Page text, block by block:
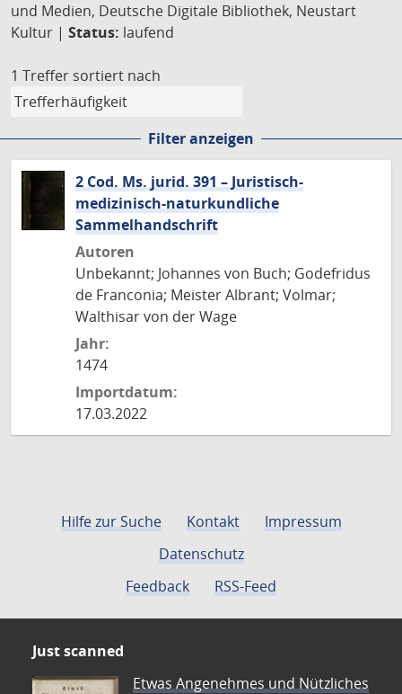
und Medien, Deutsche Digitale Bibliothek, Neustart
Kultur | Status: laufend
1 Treffer sortiert nach
Filter anzeigen
2 Cod. Ms. jurid. 391 – Juristisch-
medizinisch-naturkundliche
Sammelhandschrift
Autoren
Unbekannt; Johannes von Buch; Godefridus
de Franconia; Meister Albrant; Volmar;
Walthisar von der Wage
Jahr:
1474
Importdatum:
17.03.2022
Hilfe zur Suche Kontakt
Impressum
Datenschutz
Feedback
RSS-Feed
Just scanned
Etwas Angenehmes und Nützliches